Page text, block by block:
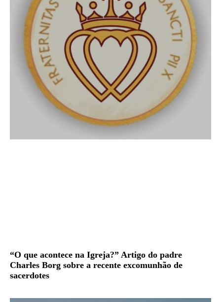
“O que acontece na Igreja?” Artigo do padre
Charles Borg sobre a recente excomunhão de
sacerdotes